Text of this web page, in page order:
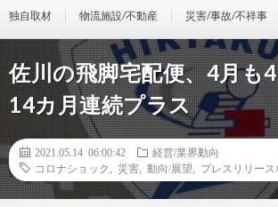
独自取材 物流施設/不動産 災害/事故/不祥事
佐川の飛脚宅配便、4月も
14カ月連続プラス
2021.05.14 06:00:42
経営/業界動向
コロナショック
災害 動向/展望 プレスリリース